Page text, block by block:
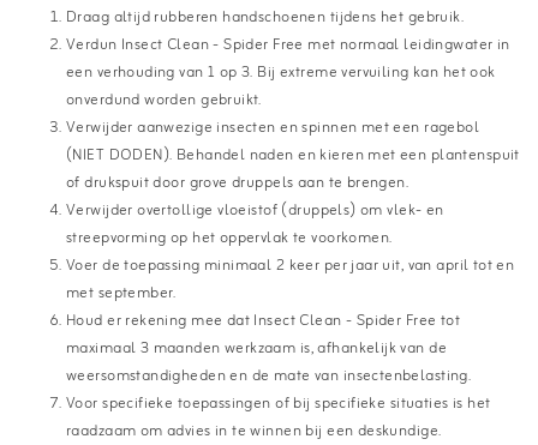
Draag altijd rubberen handschoenen tijdens het gebruik.
Verdun Insect Clean - Spider Free met normaal leidingwater in
een verhouding van 1 op 3. Bij extreme vervuiling kan het ook
onverdund worden gebruikt.
Verwijder aanwezige insecten en spinnen met een ragebol
(NIET DODEN). Behandel naden en kieren met een plantenspuit
of drukspuit door grove druppels aan te brengen.
Verwijder overtollige vloeistof (druppels) om vlek- en
streepvorming op het oppervlak te voorkomen.
Voer de toepassing minimaal 2 keer per jaar uit, van april tot en
met september.
Houd er rekening mee dat Insect Clean - Spider Free tot
maximaal 3 maanden werkzaam is, afhankelijk van de
weersomstandigheden en de mate van insectenbelasting.
Voor specifieke toepassingen of bij specifieke situaties is het
raadzaam om advies in te winnen bij een deskundige.